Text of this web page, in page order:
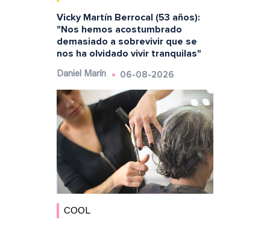
Vicky Martín Berrocal (53 años):
"Nos hemos acostumbrado
demasiado a sobrevivir que se
nos ha olvidado vivir tranquilas"
Daniel Marín 06-08-2026
COOL